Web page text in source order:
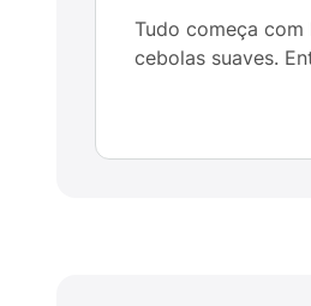
Tudo começa
cebolas suaves.